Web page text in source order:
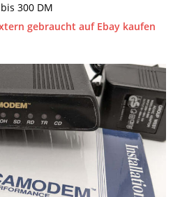
300 DM
gebraucht auf Ebay kaufen